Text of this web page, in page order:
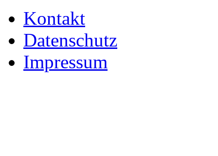
Kontakt
Datenschutz
Impressum